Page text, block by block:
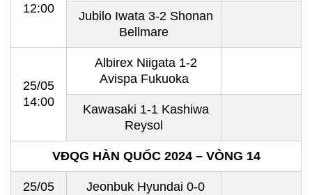
12:00
Jubilo Iwata 3-2 Shonan
Bellmare
25/05
14:00
Albirex Niigata 1-2
Avispa Fukuoka
Kawasaki 1-1 Kashiwa
Reysol
VĐQG HÀN QUỐC 2024 – VÒNG 14
25/05
Jeonbuk Hyundai 0-0